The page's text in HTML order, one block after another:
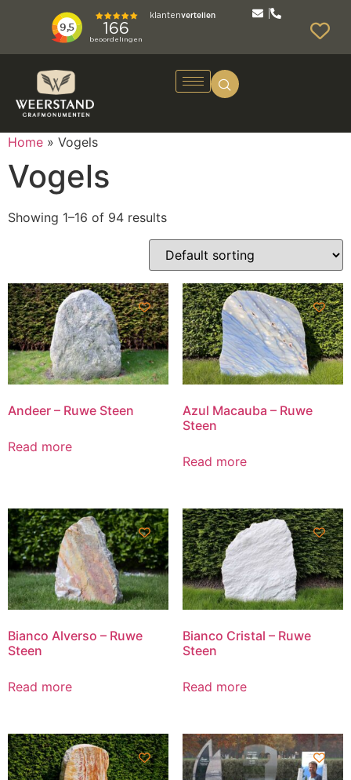
Home » Vogels
Vogels
Showing 1–16 of 94 results
Andeer – Ruwe Steen
Read more
Azul Macauba – Ruwe
Steen
Read more
Bianco Alverso – Ruwe
Steen
Read more
Bianco Cristal – Ruwe
Steen
Read more